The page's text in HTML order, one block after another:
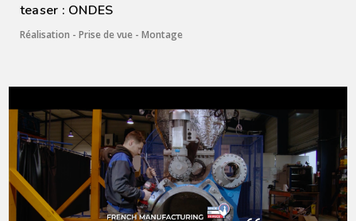
teaser : ONDES
Réalisation - Prise de vue - Montage